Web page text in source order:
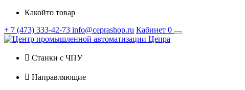
Какойто товар
+ 7 (473) 333-42-73 info@ceprashop.ru Кабинет 0
 Станки с ЧПУ
 Направляющие